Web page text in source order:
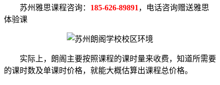
苏州雅思课程咨询： 185-626-89891 ，电话咨询赠送雅思
体验课
实际上，朗阁主要按照课程的课时量来收费，知道所需要
的课时数及单课时价格，就能大概估算出课程总价格。